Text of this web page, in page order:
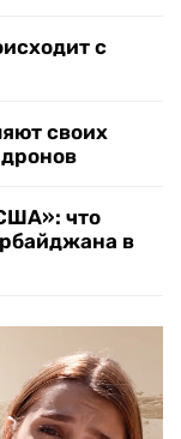
с
своих
что
в